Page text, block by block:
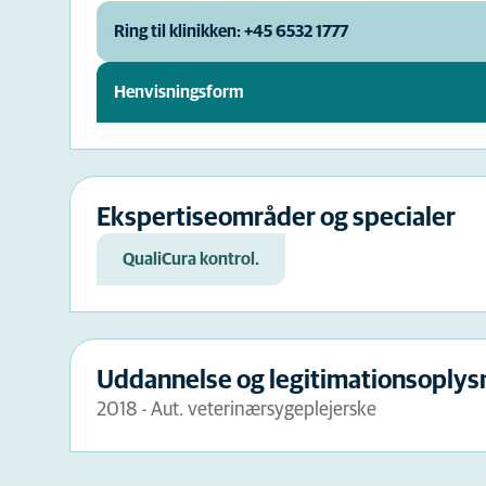
Ring til klinikken: +45 6532 1777
Henvisningsform
Ekspertiseområder og specialer
QualiCura kontrol.
Uddannelse og
2018 - Aut. veterinærsygeplejerske